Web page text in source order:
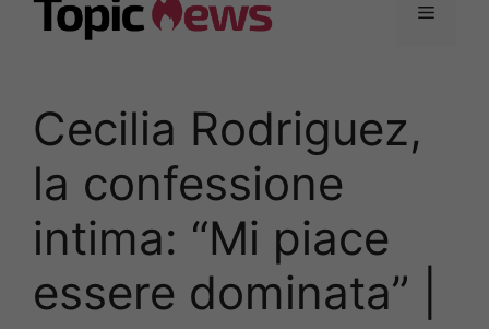
contenuto
Menu
Cecilia Rodriguez,
la confessione
intima: “Mi piace
essere dominata” |